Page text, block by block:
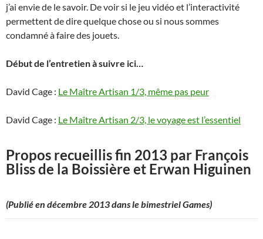
j’ai envie de le savoir. De voir si le jeu vidéo et l’interactivité
permettent de dire quelque chose ou si nous sommes
condamné à faire des jouets.
Début de l’entretien à suivre ici…
David Cage : Le Maître Artisan 1/3, même pas peur
David Cage : Le Maître Artisan 2/3, le voyage est l’essentiel
Propos recueillis fin 2013 par François
Bliss de la Boissière et Erwan Higuinen
(Publié en décembre 2013 dans le bimestriel Games)